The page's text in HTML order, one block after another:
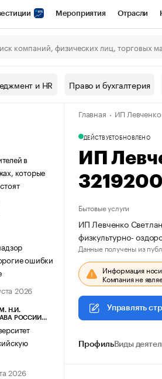
Мероприятия Отрасли
СПб Спецпроекты
Рынок наличной валюты
и HR Право и бухгалтерия
в
которые
ошибки
2026
Н.И.
РОССИИ
2026
Главная ИП Левченко
ДЕЙСТВУЕТОБНОВЛЕНО
ИП
Бытовые услуги
ИП Левченко
физкультурно-
Данные получены из
Информация
Компания не
Управлять
ПрофильВиды